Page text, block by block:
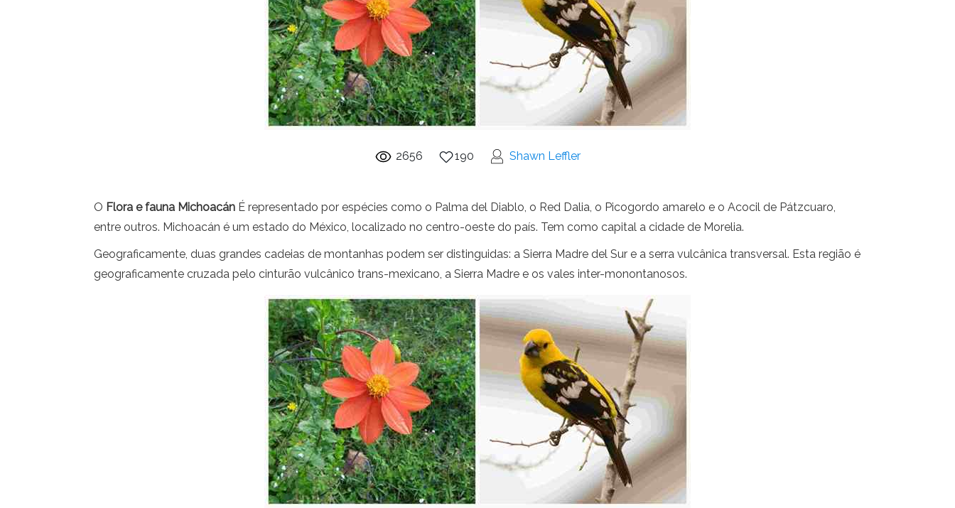
2656 190 Shawn Leffler
O Flora e fauna Michoacán É representado por espécies como o Palma del Diablo, o Red Dalia, o Picogordo amarelo e o Acocil de Pátzcuaro,
entre outros. Michoacán é um estado do México, localizado no centro-oeste do país. Tem como capital a cidade de Morelia.
Geograficamente, duas grandes cadeias de montanhas podem ser distinguidas: a Sierra Madre del Sur e a serra vulcânica transversal. Esta região é
geograficamente cruzada pelo cinturão vulcânico trans-mexicano, a Sierra Madre e os vales inter-monontanosos.